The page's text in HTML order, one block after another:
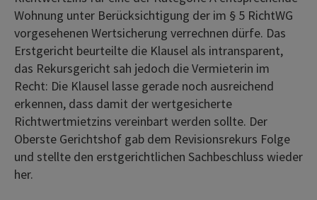
Wohnung unter Berücksichtigung der im § 5 RichtWG
vorgesehenen Wertsicherung verrechnen dürfe. Das
Erstgericht beurteilte die Klausel als intransparent,
das Rekursgericht sah jedoch die Vermieterin im
Recht: Die Klausel lasse gerade noch ausreichend
erkennen, dass damit der wertgesicherte
Richtwertmietzins vereinbart werden sollte. Der
Oberste Gerichtshof gab dem Revisionsrekurs Folge
und stellte den erstgerichtlichen Sachbeschluss wieder
her.